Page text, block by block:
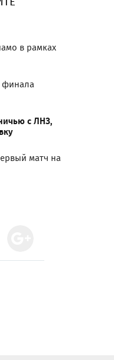
в рамках
финала
с ЛНЗ,
матч на